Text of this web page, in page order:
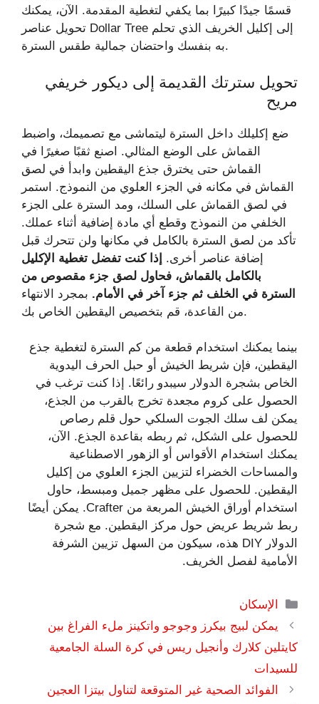
قسمًا جيدًا كبيرًا بما يكفي لتغطية المقدمة. الآن، يمكنك
تحويل عناصر Dollar Tree إلى إكليل الخريف الذي تحلم
به بنفسك واحتضان جمالية طقس السترة.
تحويل سترتك القديمة إلى ديكور خريفي
مريح
ضع إكليلك داخل السترة ليتماشى مع تصميمك، واضبط
القماش على الوضع المثالي. اصنع ثقبًا صغيرًا في
القماش حتى يخترق جذع اليقطين وابدأ في لصق
القماش في مكانه في الجزء العلوي من النموذج. استمر
في لصق القماش على السلك، ومد السترة على الجزء
الخلفي من النموذج وقطع أي مادة إضافية أثناء عملك.
تأكد من لصق السترة بالكامل في مكانها ولن تتحرك قبل
إضافة عناصر أخرى. إذا كنت تفضل تغطية الإكليل
بالكامل بالقماش، فحاول لصق جزء مقصوص من
السترة في الخلف ثم جزء آخر في الأمام. بمجرد الانتهاء
من القاعدة، قم بتخصيص اليقطين الخاص بك.
بينما يمكنك استخدام قطعة من كم السترة لتغطية جذع
اليقطين، فإن شريط الخيش أو حبل الحرف اليدوية
الخاص بشجرة الدولار سيبدو رائعًا. إذا كنت ترغب في
الحصول على كروم مجعدة تخرج بالقرب من الجذع،
يمكن لف سلك الجوت السلكي حول قلم رصاص
للحصول على الشكل، ثم ربطه بقاعدة الجذع. الآن،
يمكنك استخدام الأقواس أو الزهور الاصطناعية
والمساحات الخضراء لتزيين الجزء العلوي من إكليل
اليقطين. للحصول على مظهر جميل ومبسط، حاول
استخدام أوراق الخيش المربعة من Crafter. يمكن أيضًا
ربط شريط عريض حول مركز اليقطين. مع شجرة
الدولار DIY هذه، سيكون من السهل تزيين الشرفة
الأمامية لفصل الخريف.
التصنيفات
الإسكان
يمكن لبيج بيكرز وجوجو واتكينز ملء الفراغ بين
كايتلين كلارك وأنجيل ريس في كرة السلة الجامعية
للسيدات
الفوائد الصحية غير المتوقعة لتناول بيتزا العجين